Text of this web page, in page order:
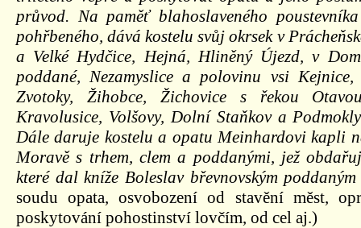
průvod. Na paměť blahoslaveného
pohřbeného, dává kostelu svůj okrsek v
a Velké Hydčice, Hejná, Hliněný Újezd, v
poddané, Nezamyslice a polovinu vsi
Zvotoky, Žihobce, Žichovice s řekou
Kravolusice, Volšovy, Dolní Staňkov a
Dále daruje kostelu a opatu Meinhardovi kapli
Moravě s trhem, clem a poddanými, jež
které dal kníže Boleslav břevnovským poddaným
soudu opata, osvobození od stavění měst,
poskytování pohostinství lovčím, od cel aj.)